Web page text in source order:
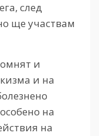
след
ще участвам
и
и на
на
на